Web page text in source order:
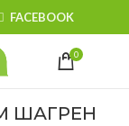
FACEBOOK
0
ШАГРЕН